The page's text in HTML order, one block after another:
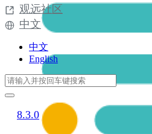
观远社区
中文
中文
English
8.3.0